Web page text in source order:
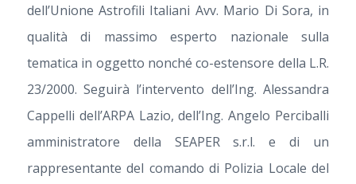
dell’Unione Astrofili Italiani Avv. Mario Di Sora, in
qualità di massimo esperto nazionale sulla
tematica in oggetto nonché co-estensore della L.R.
23/2000. Seguirà l’intervento dell’Ing. Alessandra
Cappelli dell’ARPA Lazio, dell’Ing. Angelo Perciballi
amministratore della SEAPER s.r.l. e di un
rappresentante del comando di Polizia Locale del